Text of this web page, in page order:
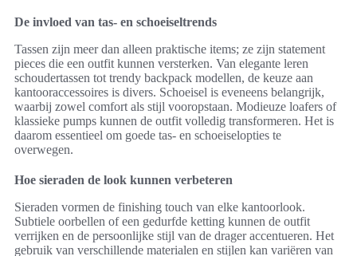
De invloed van tas- en schoeiseltrends
Tassen zijn meer dan alleen praktische items; ze zijn statement
pieces die een outfit kunnen versterken. Van elegante leren
schoudertassen tot trendy backpack modellen, de keuze aan
kantooraccessoires is divers. Schoeisel is eveneens belangrijk,
waarbij zowel comfort als stijl vooropstaan. Modieuze loafers of
klassieke pumps kunnen de outfit volledig transformeren. Het is
daarom essentieel om goede tas- en schoeiselopties te
overwegen.
Hoe sieraden de look kunnen verbeteren
Sieraden vormen de finishing touch van elke kantoorlook.
Subtiele oorbellen of een gedurfde ketting kunnen de outfit
verrijken en de persoonlijke stijl van de drager accentueren. Het
gebruik van verschillende materialen en stijlen kan variëren van